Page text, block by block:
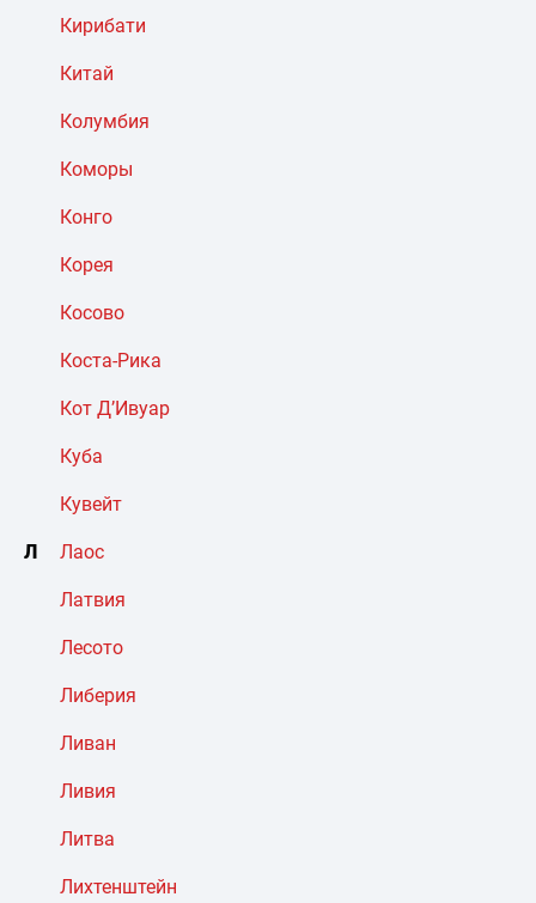
Кирибати
Китай
Колумбия
Коморы
Конго
Корея
Косово
Коста-Рика
Кот Д’Ивуар
Куба
Кувейт
Л Лаос
Латвия
Лесото
Либерия
Ливан
Ливия
Литва
Лихтенштейн